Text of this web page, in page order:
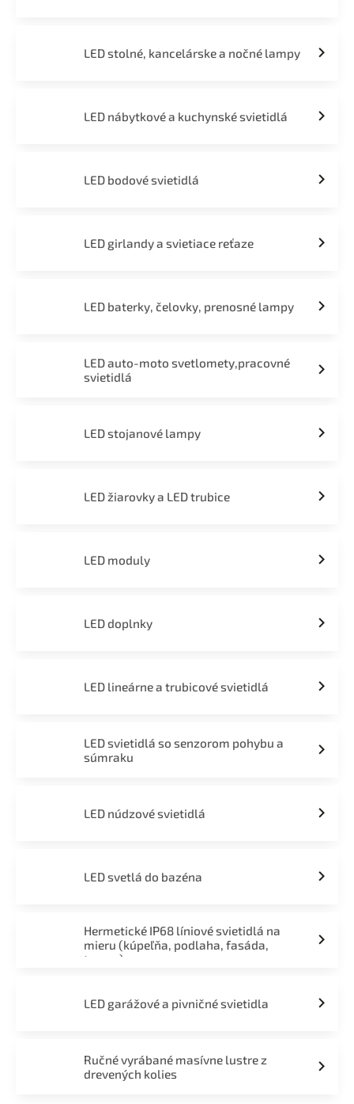
LED stolné, kancelárske a nočné lampy
LED nábytkové a kuchynské svietidlá
LED bodové svietidlá
LED girlandy a svietiace reťaze
LED baterky, čelovky, prenosné lampy
LED auto-moto svetlomety,pracovné
svietidlá
LED stojanové lampy
LED žiarovky a LED trubice
LED moduly
LED doplnky
LED lineárne a trubicové svietidlá
LED svietidlá so senzorom pohybu a
súmraku
LED núdzové svietidlá
LED svetlá do bazéna
Hermetické IP68 líniové svietidlá na
mieru (kúpeľňa, podlaha, fasáda,
terasa)
LED garážové a pivničné svietidla
Ručné vyrábané masívne lustre z
drevených kolies